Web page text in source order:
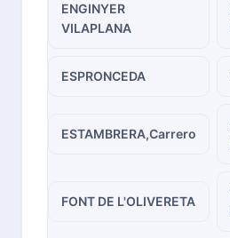
ENGINYER
VILAPLANA
ESPRONCEDA
ESTAMBRERA,Carrero
FONT DE L'OLIVERETA